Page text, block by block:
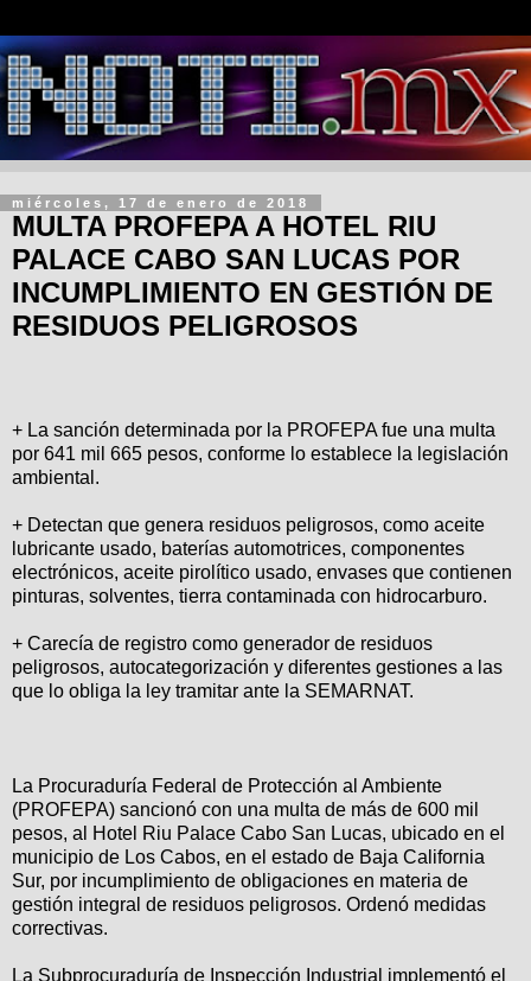
miércoles, 17 de enero de 2018
MULTA PROFEPA A HOTEL RIU
PALACE CABO SAN LUCAS POR
INCUMPLIMIENTO EN GESTIÓN DE
RESIDUOS PELIGROSOS
+ La sanción determinada por la PROFEPA fue una multa
por 641 mil 665 pesos, conforme lo establece la legislación
ambiental.
+ Detectan que genera residuos peligrosos, como aceite
lubricante usado, baterías automotrices, componentes
electrónicos, aceite pirolítico usado, envases que contienen
pinturas, solventes, tierra contaminada con hidrocarburo.
+ Carecía de registro como generador de residuos
peligrosos, autocategorización y diferentes gestiones a las
que lo obliga la ley tramitar ante la SEMARNAT.
La Procuraduría Federal de Protección al Ambiente
(PROFEPA) sancionó con una multa de más de 600 mil
pesos, al Hotel Riu Palace Cabo San Lucas, ubicado en el
municipio de Los Cabos, en el estado de Baja California
Sur, por incumplimiento de obligaciones en materia de
gestión integral de residuos peligrosos. Ordenó medidas
correctivas.
La Subprocuraduría de Inspección Industrial implementó el